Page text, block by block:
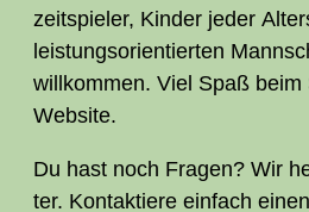
zeit­spie­ler, Kin­der jeder
leis­tungs­ori­en­tier­ten
will­kom­men. Viel Spaß
Website.
Du hast noch Fra­gen? Wir
ter. Kon­tak­tie­re ein­fach